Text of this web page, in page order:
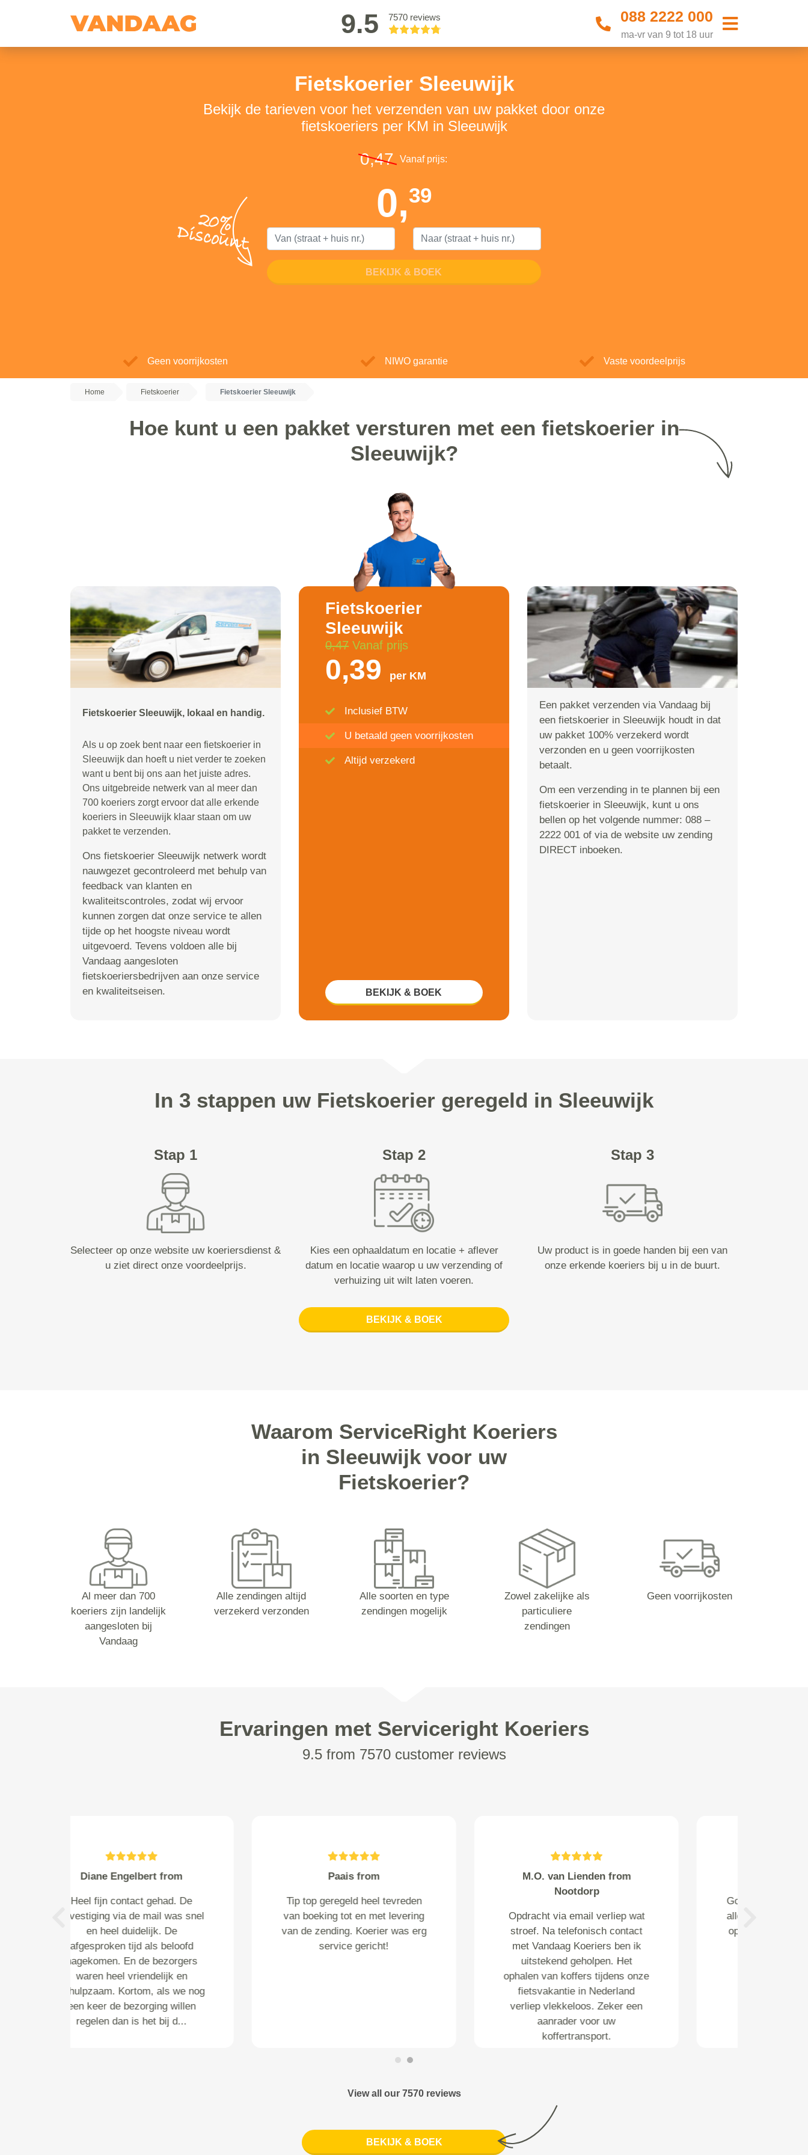
9.5 7570 reviews 088 2222 000
ma-vr van 9 tot 18 uur
Fietskoerier Sleeuwijk
Bekijk de tarieven voor het verzenden van uw pakket door onze
fietskoeriers per KM in Sleeuwijk
20%
Discount
0,47 Vanaf prijs:
0,39
BEKIJK & BOEK
Geen voorrijkosten NIWO garantie Vaste voordeelprijs
Home Fietskoerier Fietskoerier Sleeuwijk
Hoe kunt u een pakket versturen met een fietskoerier in
Sleeuwijk?
Fietskoerier Sleeuwijk, lokaal en handig.
Als u op zoek bent naar een fietskoerier in
Sleeuwijk dan hoeft u niet verder te zoeken
want u bent bij ons aan het juiste adres.
Ons uitgebreide netwerk van al meer dan
700 koeriers zorgt ervoor dat alle erkende
koeriers in Sleeuwijk klaar staan om uw
pakket te verzenden.
Ons fietskoerier Sleeuwijk netwerk wordt
nauwgezet gecontroleerd met behulp van
feedback van klanten en
kwaliteitscontroles, zodat wij ervoor
kunnen zorgen dat onze service te allen
tijde op het hoogste niveau wordt
uitgevoerd. Tevens voldoen alle bij
Vandaag aangesloten
fietskoeriersbedrijven aan onze service
en kwaliteitseisen.
Fietskoerier
Sleeuwijk
0,47 Vanaf prijs
0,39 per KM
Inclusief BTW
U betaald geen voorrijkosten
Altijd verzekerd
BEKIJK & BOEK
Een pakket verzenden via Vandaag bij
een fietskoerier in Sleeuwijk houdt in dat
uw pakket 100% verzekerd wordt
verzonden en u geen voorrijkosten
betaalt.
Om een verzending in te plannen bij een
fietskoerier in Sleeuwijk, kunt u ons
bellen op het volgende nummer: 088 –
2222 001 of via de website uw zending
DIRECT inboeken.
In 3 stappen uw Fietskoerier geregeld in Sleeuwijk
Stap 1
Selecteer op onze website uw koeriersdienst &
u ziet direct onze voordeelprijs.
Stap 2
Kies een ophaaldatum en locatie + aflever
datum en locatie waarop u uw verzending of
verhuizing uit wilt laten voeren.
Stap 3
Uw product is in goede handen bij een van
onze erkende koeriers bij u in de buurt.
BEKIJK & BOEK
Waarom ServiceRight Koeriers
in Sleeuwijk voor uw
Fietskoerier?
Al meer dan 700
koeriers zijn landelijk
aangesloten bij
Vandaag
Alle zendingen altijd
verzekerd verzonden
Alle soorten en type
zendingen mogelijk
Zowel zakelijke als
particuliere
zendingen
Geen voorrijkosten
Ervaringen met Serviceright Koeriers
9.5 from 7570 customer reviews
M.O. van Lienden from
Opdracht via email verliep wat
stroef. Na telefonisch contact
met Vandaag Koeriers ben ik
uitstekend geholpen. Het
ophalen van koffers tijdens onze
fietsvakantie in Nederland
verliep vlekkeloos. Zeker een
aanrader voor uw
O. Liplavk from
Goede service! Jongens konden
alle onvoorziene problemen snel
oplossen. Een dikke 10 voor dit
bedrijf! Olga
evert chevalier from kapellen
netjes afgehaald en afgeleverd
zonder toeslag voor zelfde dag
levering.
Previous
View all our 7570 reviews
BEKIJK & BOEK